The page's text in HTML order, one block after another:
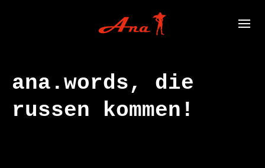
ana.words, die
russen kommen!